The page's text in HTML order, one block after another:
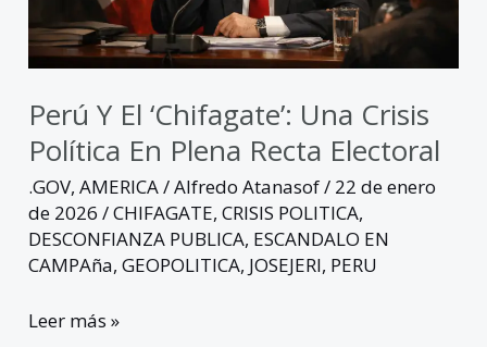
Perú Y El ‘Chifagate’: Una Crisis
Política En Plena Recta Electoral
.GOV,AMERICA/Alfredo Atanasof/ 22 de enero
de 2026/CHIFAGATE,CRISIS POLITICA,
DESCONFIANZA PUBLICA, ESCANDALO EN
CAMPAña,GEOPOLITICA, JOSEJERI, PERU
plena
recta
electoral
Leer más »